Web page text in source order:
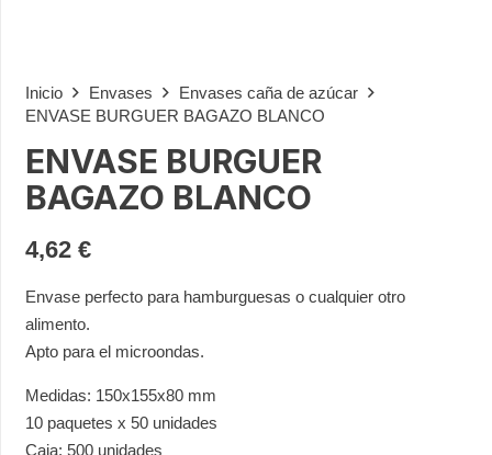
Inicio Envases
Envases caña de azúcar
ENVASE BURGUER BAGAZO BLANCO
ENVASE BURGUER
BAGAZO BLANCO
4,62 €
Envase perfecto para hamburguesas o cualquier otro
alimento.
Apto para el microondas.
Medidas: 150x155x80 mm
10 paquetes x 50 unidades
Caja: 500 unidades